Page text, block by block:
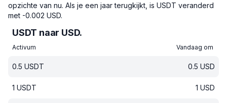
opzichte van nu. Als je een jaar terugkijkt, is USDT veranderd
met -0.002 USD.
USDT naar USD.
Activum Vandaag om
0.5 USDT 0.5 USD
1 USDT 1 USD